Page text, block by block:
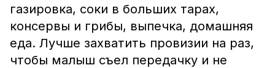
газировка, соки в больших тарах,
консервы и грибы, выпечка, домашняя
еда. Лучше захватить провизии на раз,
чтобы малыш съел передачку и не